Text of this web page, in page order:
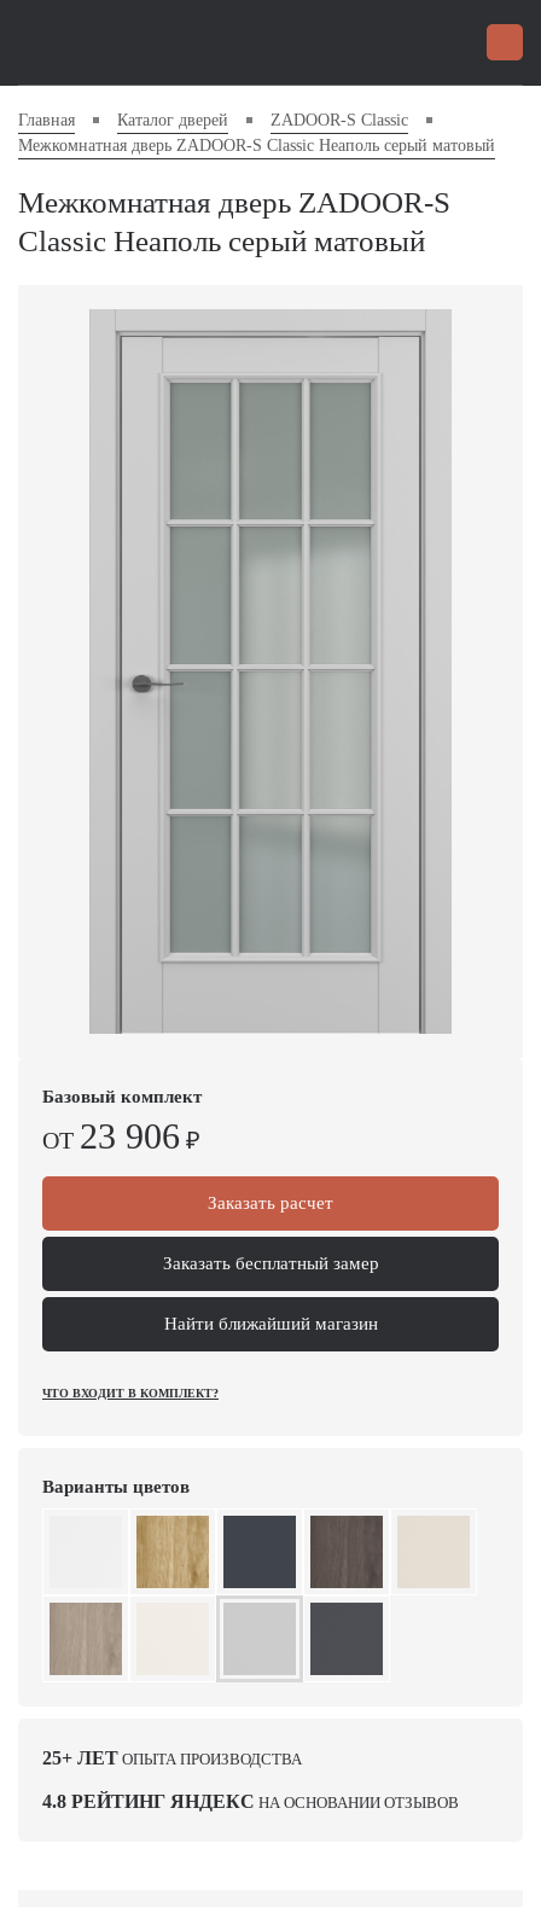
Главная Каталог дверей
ZADOOR-S Classic
Межкомнатная дверь ZADOOR-S Classic Неаполь серый матовый
Межкомнатная дверь ZADOOR-S
Classic Неаполь серый матовый
Базовый комплект
ОТ 23 906 ₽
Заказать расчет
Заказать бесплатный замер
Найти ближайший магазин
ЧТО ВХОДИТ В КОМПЛЕКТ?
Варианты цветов
25+ ЛЕТ ОПЫТА ПРОИЗВОДСТВА
4.8 РЕЙТИНГ ЯНДЕКС НА ОСНОВАНИИ ОТЗЫВОВ